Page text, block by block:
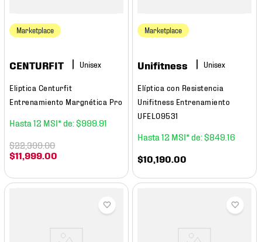
Marketplace
CENTURFIT
Eliptica Centurfit
Entrenamiento Margnética Pro
12 $999 91
$11,999.00
$22,399.00
Marketplace
Unifitness
Elíptica con Resistencia
Unifitness Entrenamiento
UFEL09531
12 $849.16
$10,190.00